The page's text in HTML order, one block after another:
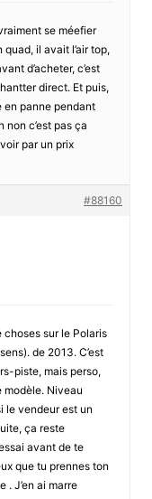
se méefier
il avait l’air top,
d’acheter, c’est
direct. Et puis,
en panne pendant
c’est pas ça
par un prix
#88160
choses sur le Polaris
de 2013. C’est
piste, mais perso,
modèle. Niveau
le vendeur est un
ça reste
avant de te
que tu prennes ton
. J’en ai marre